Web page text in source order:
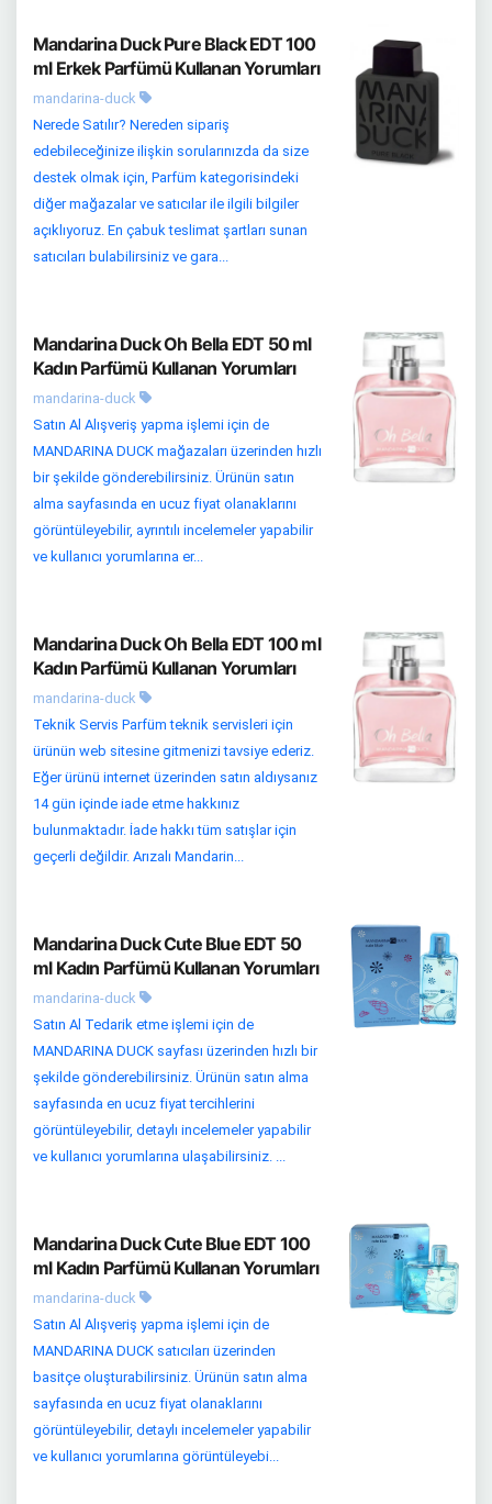
Mandarina Duck Pure Black EDT 100
ml Erkek Parfümü Kullanan Yorumları
mandarina-duck
Nerede Satılır? Nereden sipariş
edebileceğinize ilişkin sorularınızda da size
destek olmak için, Parfüm kategorisindeki
diğer mağazalar ve satıcılar ile ilgili bilgiler
açıklıyoruz. En çabuk teslimat şartları sunan
satıcıları bulabilirsiniz ve gara...
Mandarina Duck Oh Bella EDT 50 ml
Kadın Parfümü Kullanan Yorumları
mandarina-duck
Satın Al Alışveriş yapma işlemi için de
MANDARINA DUCK mağazaları üzerinden hızlı
bir şekilde gönderebilirsiniz. Ürünün satın
alma sayfasında en ucuz fiyat olanaklarını
görüntüleyebilir, ayrıntılı incelemeler yapabilir
ve kullanıcı yorumlarına er...
Mandarina Duck Oh Bella EDT 100 ml
Kadın Parfümü Kullanan Yorumları
mandarina-duck
Teknik Servis Parfüm teknik servisleri için
ürünün web sitesine gitmenizi tavsiye ederiz.
Eğer ürünü internet üzerinden satın aldıysanız
14 gün içinde iade etme hakkınız
bulunmaktadır. İade hakkı tüm satışlar için
geçerli değildir. Arızalı Mandarin...
Mandarina Duck Cute Blue EDT 50
ml Kadın Parfümü Kullanan Yorumları
mandarina-duck
Satın Al Tedarik etme işlemi için de
MANDARINA DUCK sayfası üzerinden hızlı bir
şekilde gönderebilirsiniz. Ürünün satın alma
sayfasında en ucuz fiyat tercihlerini
görüntüleyebilir, detaylı incelemeler yapabilir
ve kullanıcı yorumlarına ulaşabilirsiniz. ...
Mandarina Duck Cute Blue EDT 100
ml Kadın Parfümü Kullanan Yorumları
mandarina-duck
Satın Al Alışveriş yapma işlemi için de
MANDARINA DUCK satıcıları üzerinden
basitçe oluşturabilirsiniz. Ürünün satın alma
sayfasında en ucuz fiyat olanaklarını
görüntüleyebilir, detaylı incelemeler yapabilir
ve kullanıcı yorumlarına görüntüleyebi...